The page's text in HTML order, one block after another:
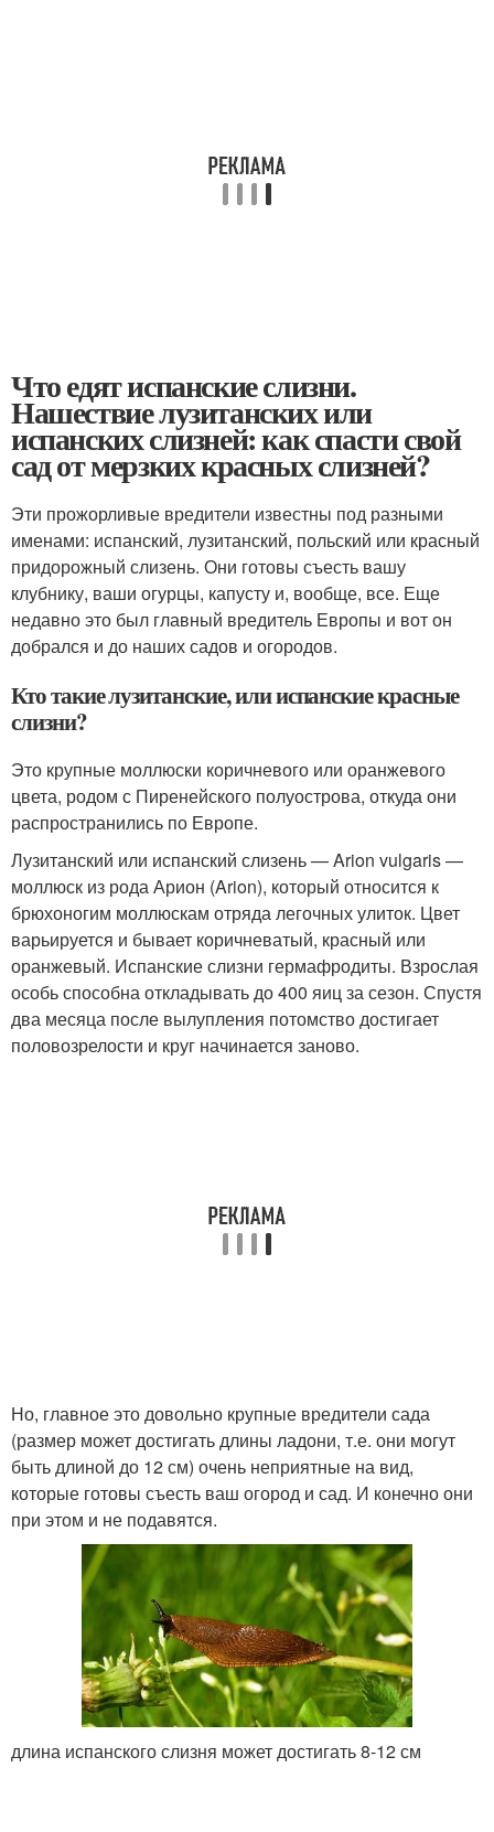
Что едят испанские слизни.
Нашествие лузитанских или
испанских слизней: как спасти свой
сад от мерзких красных слизней?
Эти прожорливые вредители известны под разными
именами: испанский, лузитанский, польский или красный
придорожный слизень. Они готовы съесть вашу
клубнику, ваши огурцы, капусту и, вообще, все. Еще
недавно это был главный вредитель Европы и вот он
добрался и до наших садов и огородов.
Кто такие лузитанские, или испанские красные
слизни?
Это крупные моллюски коричневого или оранжевого
цвета, родом с Пиренейского полуострова, откуда они
распространились по Европе.
Лузитанский или испанский слизень — Arion vulgaris —
моллюск из рода Арион (Arion), который относится к
брюхоногим моллюскам отряда легочных улиток. Цвет
варьируется и бывает коричневатый, красный или
оранжевый. Испанские слизни гермафродиты. Взрослая
особь способна откладывать до 400 яиц за сезон. Спустя
два месяца после вылупления потомство достигает
половозрелости и круг начинается заново.
Но, главное это довольно крупные вредители сада
(размер может достигать длины ладони, т.е. они могут
быть длиной до 12 см) очень неприятные на вид,
которые готовы съесть ваш огород и сад. И конечно они
при этом и не подавятся.
длина испанского слизня может достигать 8-12 см